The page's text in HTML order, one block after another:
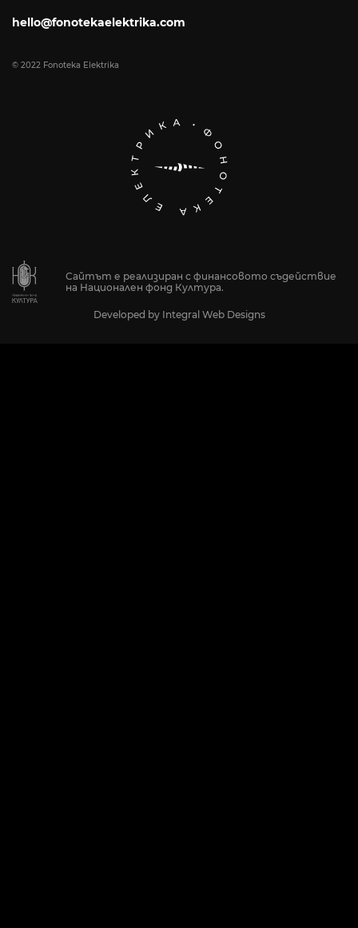
hello@fonotekaelektrika.com
© 2022 Fonoteka Elektrika
Сайтът е реализиран с финансовото съдействие
на Национален фонд Култура.
Developed by Integral Web Designs